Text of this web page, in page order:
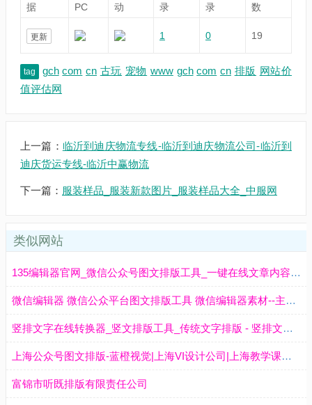
据
PC
动
录
录
数
更新 1 0 19
tag gch com cn 古玩 宠物 www gch com cn 排版 网站价
值评估网
上一篇： 临沂到迪庆物流专线-临沂到迪庆物流公司-临沂到
迪庆货运专线-临沂中赢物流
下一篇： 服装样品_服装新款图片_服装样品大全_中服网
类似网站
135编辑器官网_微信公众号图文排版工具_一键在线文章内容编辑器
微信编辑器 微信公众平台图文排版工具 微信编辑器素材--主编微信编辑器
竖排文字在线转换器_竖文排版工具_传统文字排版 - 竖排文字生成器
上海公众号图文排版-蓝橙视觉|上海VI设计公司|上海教学课件设计公司|上海电商详情页设计
富锦市听既排版有限责任公司